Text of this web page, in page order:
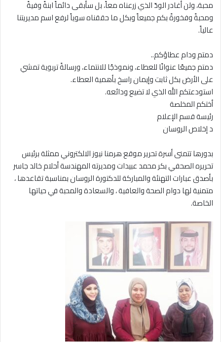
محبة، ولن أغادر الودّ الذي زرعناه معاً، بل سأبقى دائماً ابنةً وفيةً
ومحبةً وفخورةً بكم جميعاً وبكل ما حققناه سوياً لرفع اسم مديريتنا
عالياً.
‎دمتم جميعًا عنوانًا للعطاء، ونموذجًا للانتماء، ورسالةً تربوية تمشي
على الأرض بكل ثابت وإيمان راسخ بأهمية العطاء.
بدورها تتمنى أسرة تحرير موقع هرمنا نيوز الالكتروني ممثلة برئيس
تحريره الصحفي بكر محمد عبيدات ومديرته المهندسة أحلام خالد جاسر
بأصدق عبارات التهنئة والمباركة للدكتورة الروسان بمناسبة تقاعدها ،
متمنية لها دوام الصحة والعافية ، والسعادة والمحبة في حياتها
الخاصة.